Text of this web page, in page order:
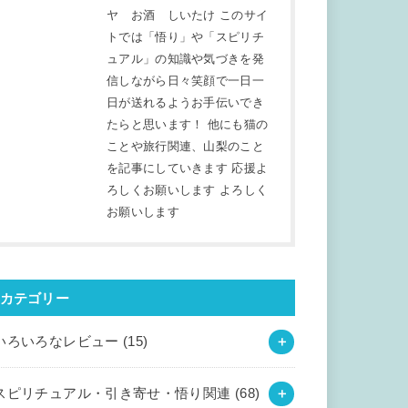
ヤ お酒 しいたけ このサイ
トでは「悟り」や「スピリチ
ュアル」の知識や気づきを発
信しながら日々笑顔で一日一
日が送れるようお手伝いでき
たらと思います！ 他にも猫の
ことや旅行関連、山梨のこと
を記事にしていきます 応援よ
ろしくお願いします よろしく
お願いします
カテゴリー
ろいろなレビュー (15)
ピリチュアル・引き寄せ・悟り関連 (68)